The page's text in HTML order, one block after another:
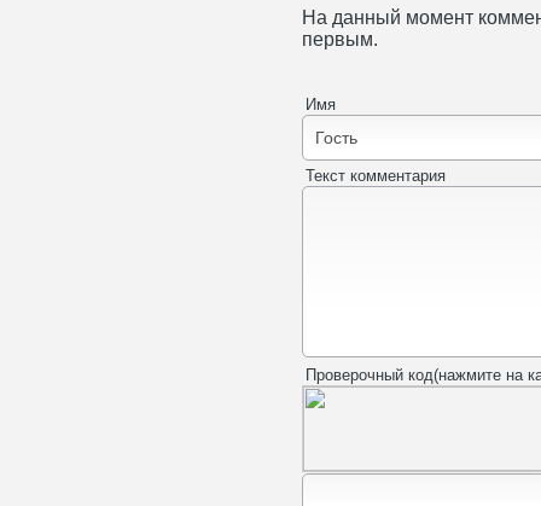
На данный момент
первым.
Имя
Текст комментария
Проверочный код(нажмите на